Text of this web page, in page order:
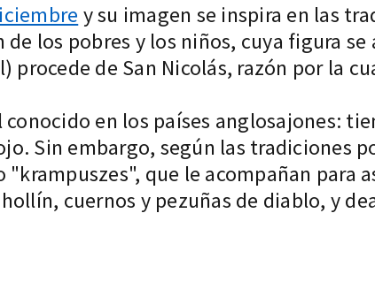
y su imagen se inspira en las
los pobres y los niños, cuya figura se
de San Nicolás, razón por la
en los países anglosajones:
Sin embargo, según las tradiciones
que le acompañan para
cuernos y pezuñas de diablo, y